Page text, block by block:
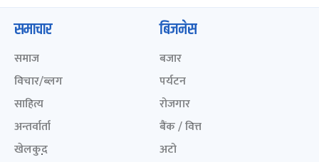
समाचार
समाज
विचार/ब्लग
साहित्य
अन्तर्वार्ता
खेलकुद़़
बिजनेस
बजार
पर्यटन
रोजगार
बैंक / वित्त
अटो